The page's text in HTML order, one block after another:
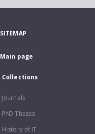
SITEMAP
Main page
Collections
Journals
PhD Theses
History of IT